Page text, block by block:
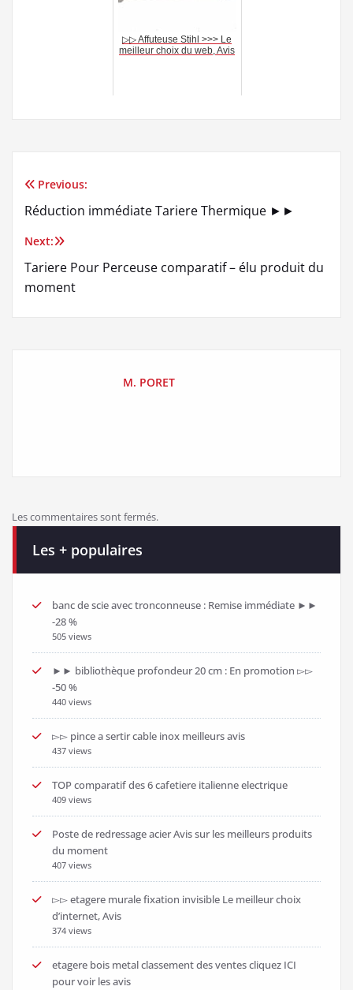
▷▷ Affuteuse Stihl >>> Le
meilleur choix du web, Avis
Navigation
de
l’article
Previous:
Réduction immédiate Tariere Thermique ►►
Next:
Tariere Pour Perceuse comparatif – élu produit du
moment
M. PORET
Les commentaires sont fermés.
Les + populaires
banc de scie avec tronconneuse : Remise immédiate ►►
-28 %
505 views
►► bibliothèque profondeur 20 cm : En promotion ▻▻
-50 %
440 views
▻▻ pince a sertir cable inox meilleurs avis
437 views
TOP comparatif des 6 cafetiere italienne electrique
409 views
Poste de redressage acier Avis sur les meilleurs produits
du moment
407 views
▻▻ etagere murale fixation invisible Le meilleur choix
d’internet, Avis
374 views
etagere bois metal classement des ventes cliquez ICI
pour voir les avis